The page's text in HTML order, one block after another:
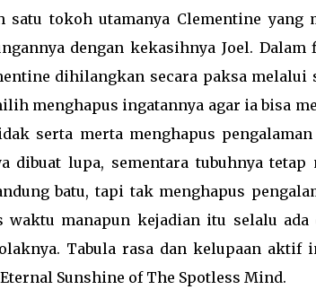
satu tokoh utamanya Clementine yang
dengan kekasihnya Joel.
dihilangkan secara paksa melalui
menghapus ingatannya agar ia bisa
serta merta menghapus
dibuat lupa, sementara tubuhnya
batu, tapi tak menghapus
waktu manapun kejadian itu selalu
Tabula rasa dan kelupaan
Sunshine of The Spotless Mind.